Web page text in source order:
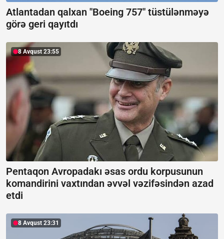
Atlantadan qalxan "Boeing 757" tüstülənməyə
görə geri qayıtdı
8 Avqust 23:55
Pentaqon Avropadakı əsas ordu korpusunun
komandirini vaxtından əvvəl vəzifəsindən azad
etdi
8 Avqust 23:31